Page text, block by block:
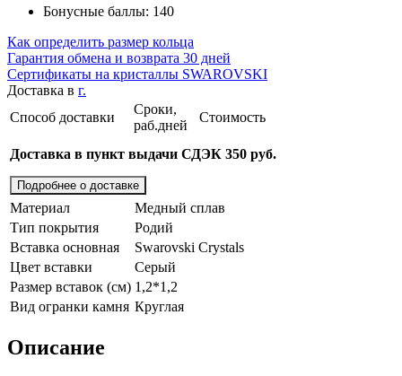
Бонусные баллы: 140
Как определить размер кольца
Гарантия обмена и возврата 30 дней
Сертификаты на кристаллы SWAROVSKI
Доставка в г.
Способ доставки
Сроки,
раб.дней
Стоимость
Доставка в пункт выдачи СДЭК 350 руб.
Подробнее о доставке
Материал
Медный сплав
Тип покрытия
Родий
Вставка основная
Swarovski Crystals
Цвет вставки
Серый
Размер вставок (см) 1,2*1,2
Вид огранки камня Круглая
Описание